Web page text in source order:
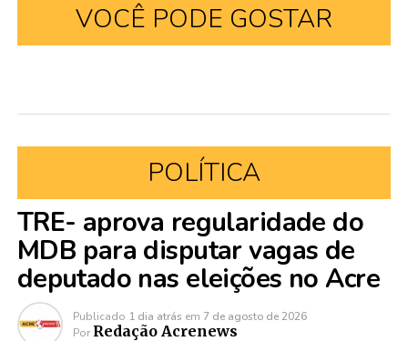
VOCÊ PODE GOSTAR
POLÍTICA
TRE- aprova regularidade do
MDB para disputar vagas de
deputado nas eleições no Acre
Publicado 1 dia atrás em 7 de agosto de 2026
Por Redação Acrenews